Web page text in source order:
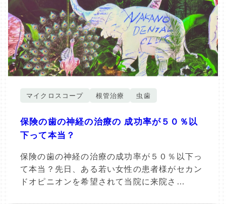
マイクロスコープ 根管治療 虫歯
保険の歯の神経の治療の 成功率が５０％以
下って本当？
保険の歯の神経の治療の成功率が５０％以下っ
て本当？先日、ある若い女性の患者様がセカン
ドオピニオンを希望されて当院に来院さ…